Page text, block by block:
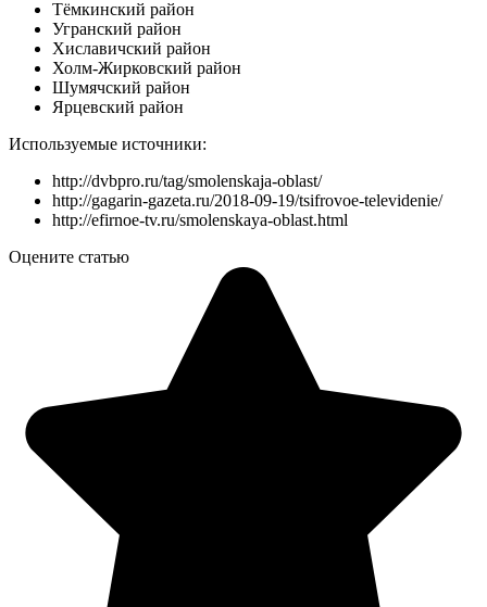
Тёмкинский район
Угранский район
Хиславичский район
Холм-Жирковский район
Шумячский район
Ярцевский район
Используемые источники:
http://dvbpro.ru/tag/smolenskaja-oblast/
http://gagarin-gazeta.ru/2018-09-19/tsifrovoe-televidenie/
http://efirnoe-tv.ru/smolenskaya-oblast.html
Оцените статью